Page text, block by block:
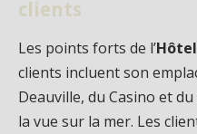
clients
Les points forts de l’
clients incluent son
Deauville, du Casino et
la vue sur la mer. Les